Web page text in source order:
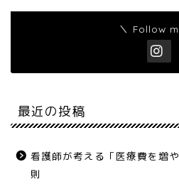
＼ Follow
最近の投稿
看護師が考える「医療費を増
則